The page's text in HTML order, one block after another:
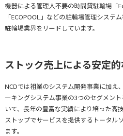
機器による管理人不要の時間貸駐輪場「
「ECOPOOL」などの駐輪場管理システ
駐輪場業界をリードしています。
ストック売上による安定
NCDでは祖業のシステム開発事業に加え
ーキングシステム事業の3つのセグメン
いて、長年の豊富な実績により培った高
ストップでサービスを提供するトータル
ます。